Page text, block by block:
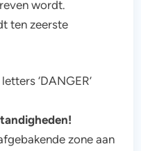
wordt.
ten zeerste
‘DANGER’
zone aan